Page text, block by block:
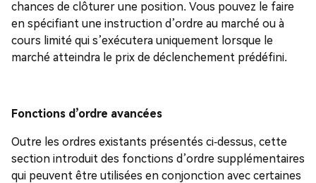
chances de clôturer une position. Vous pouvez le faire
en spécifiant une instruction d’ordre au marché ou à
cours limité qui s’exécutera uniquement lorsque le
marché atteindra le prix de déclenchement prédéfini.
Fonctions d’ordre avancées
Outre les ordres existants présentés ci-dessus, cette
section introduit des fonctions d’ordre supplémentaires
qui peuvent être utilisées en conjonction avec certaines